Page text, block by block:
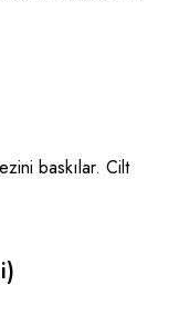
baskılar. Cilt